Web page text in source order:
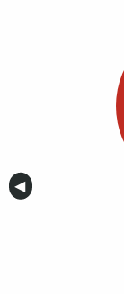
Anterior
◀︎